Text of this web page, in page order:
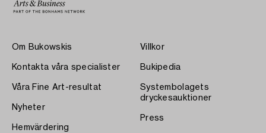
Om Bukowskis
Kontakta våra specialister
Våra Fine Art-resultat
Nyheter
Hemvärdering
Villkor
Bukipedia
Systembolagets
dryckesauktioner
Press